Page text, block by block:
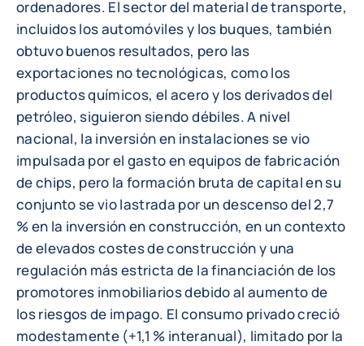
ordenadores. El sector del material de transporte,
incluidos los automóviles y los buques, también
obtuvo buenos resultados, pero las
exportaciones no tecnológicas, como los
productos químicos, el acero y los derivados del
petróleo, siguieron siendo débiles. A nivel
nacional, la inversión en instalaciones se vio
impulsada por el gasto en equipos de fabricación
de chips, pero la formación bruta de capital en su
conjunto se vio lastrada por un descenso del 2,7
% en la inversión en construcción, en un contexto
de elevados costes de construcción y una
regulación más estricta de la financiación de los
promotores inmobiliarios debido al aumento de
los riesgos de impago. El consumo privado creció
modestamente (+1,1 % interanual), limitado por la